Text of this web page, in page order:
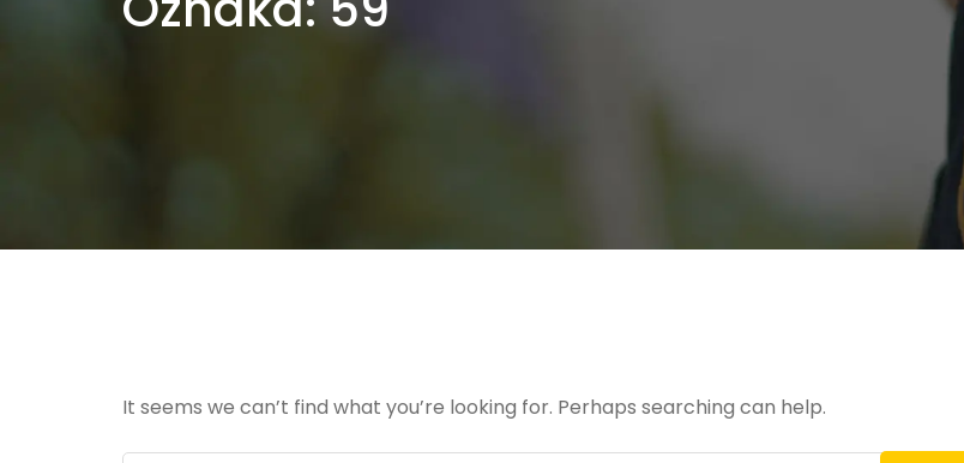
It seems we can’t find what you’re looking for. Perhaps searching can help.